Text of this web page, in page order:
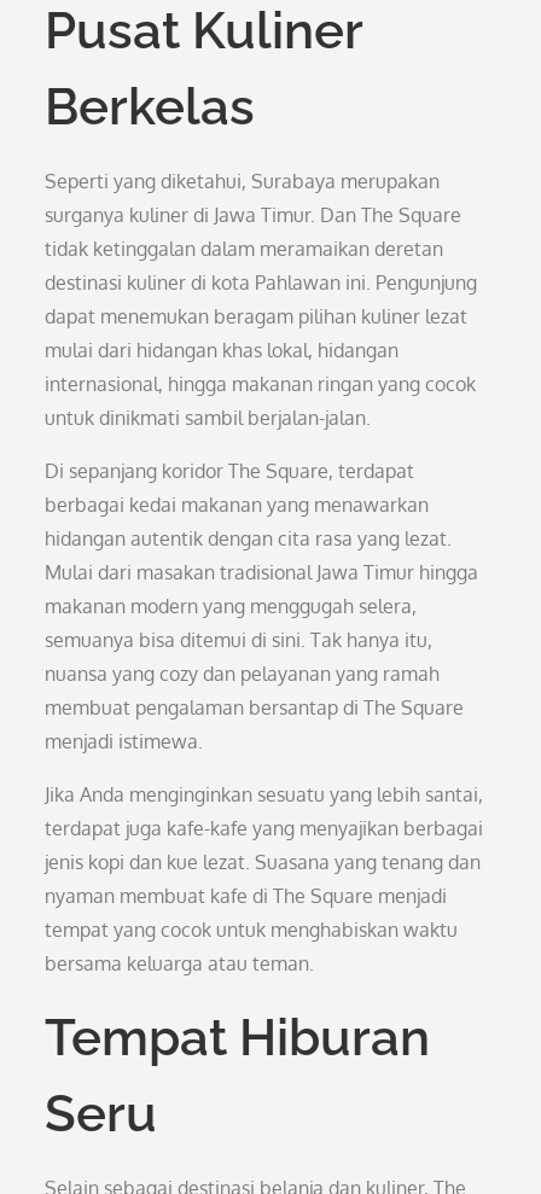
Pusat Kuliner
Berkelas
Seperti yang diketahui, Surabaya merupakan
surganya kuliner di Jawa Timur. Dan The Square
tidak ketinggalan dalam meramaikan deretan
destinasi kuliner di kota Pahlawan ini. Pengunjung
dapat menemukan beragam pilihan kuliner lezat
mulai dari hidangan khas lokal, hidangan
internasional, hingga makanan ringan yang cocok
untuk dinikmati sambil berjalan-jalan.
Di sepanjang koridor The Square, terdapat
berbagai kedai makanan yang menawarkan
hidangan autentik dengan cita rasa yang lezat.
Mulai dari masakan tradisional Jawa Timur hingga
makanan modern yang menggugah selera,
semuanya bisa ditemui di sini. Tak hanya itu,
nuansa yang cozy dan pelayanan yang ramah
membuat pengalaman bersantap di The Square
menjadi istimewa.
Jika Anda menginginkan sesuatu yang lebih santai,
terdapat juga kafe-kafe yang menyajikan berbagai
jenis kopi dan kue lezat. Suasana yang tenang dan
nyaman membuat kafe di The Square menjadi
tempat yang cocok untuk menghabiskan waktu
bersama keluarga atau teman.
Tempat Hiburan
Seru
Selain sebagai destinasi belanja dan kuliner, The